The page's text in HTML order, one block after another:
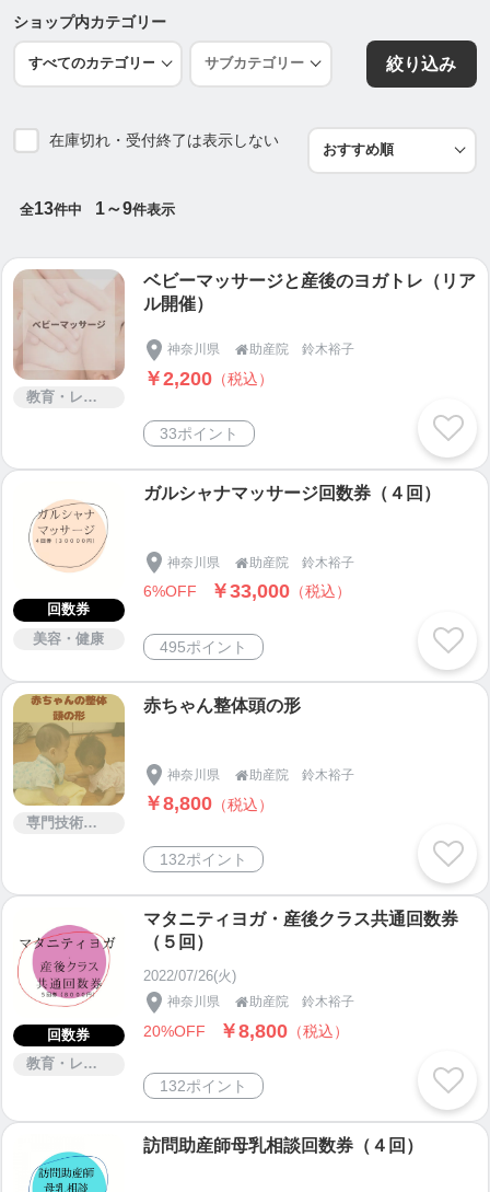
クラス
....................................................................................
...........
横浜市西区平沼橋駅徒歩１分
https://ticket.tsuku2.jp/eventsDetail.php?ecd=11
242302050100
....................................................................................
...........
《産後のママのためのリラックストレーニング（骨
盤調整）クラス》
プライベートオンラインレッスン３０分
https://ticket.tsuku2.jp/eventsDetail.php?ecd=22
409124201012
....................................................................................
《ベビーマッサージ》
▶https://ticket.tsuku2.jp/eventsDetail.php?ecd=12
....................................................................................
...........
《あたまの形 赤ちゃん整体》
▶https://baby-growth-mama.com/yuulinn
....................................................................................
《舌はがし お口マッサージ》
▶https://ticket.tsuku2.jp/events-detail/0222113415
0007
....................................................................................
《訪問母乳相談》
ショップ内カテゴリー
絞り込み
在庫切れ・受付終了は表示しない
全13件中 1～9件表示
教育・レッスン・講習
ベビーマッサージと産後のヨガトレ（リア
ル開催）
神奈川県 助産院 鈴木裕子
￥2,200 （税込）
33ポイント
回数券
美容・健康
ガルシャナマッサージ回数券（４回）
神奈川県 助産院 鈴木裕子
6%OFF ￥33,000 （税込）
495ポイント
専門技術サービス
赤ちゃん整体頭の形
神奈川県 助産院 鈴木裕子
￥8,800 （税込）
132ポイント
回数券
教育・レッスン・講習
マタニティヨガ・産後クラス共通回数券
（５回）
2022/07/26(火)
神奈川県 助産院 鈴木裕子
20%OFF ￥8,800 （税込）
132ポイント
訪問助産師母乳相談回数券（４回）